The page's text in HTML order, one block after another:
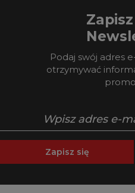
Podaj swój adres
otrzymywać
Zapisz się